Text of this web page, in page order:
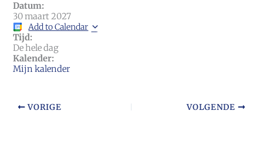
Datum:
30 maart 2027
Add to Calendar
Tijd:
De hele dag
Kalender:
Mijn kalender
VORIGE VOLGENDE